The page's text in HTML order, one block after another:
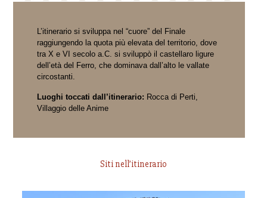
L’itinerario si sviluppa nel “cuore” del Finale
raggiungendo la quota più elevata del territorio, dove
tra X e VI secolo a.C. si sviluppò il castellaro ligure
dell’età del Ferro, che dominava dall’alto le vallate
circostanti.
Luoghi toccati dall’itinerario: Rocca di Perti,
Villaggio delle Anime
Siti nell’itinerario